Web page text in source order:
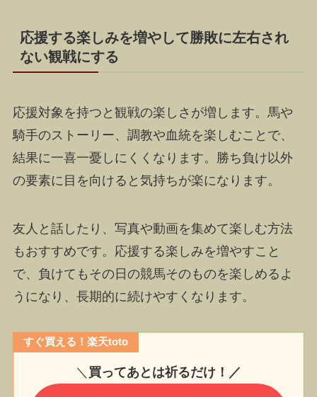
応援する楽しみを増やして勝敗に左右され
ない観戦にする
応援対象を持つと観戦の楽しさが増します。馬や
騎手のストーリー、調教や血統を楽しむことで、
結果に一喜一憂しにくくなります。勝ち負け以外
の要素に目を向けると気持ちが楽になります。
友人と話したり、写真や動画を集めて楽しむ方法
もおすすめです。応援する楽しみを増やすこと
で、負けてもその日の競馬そのものを楽しめるよ
うになり、長期的に続けやすくなります。
すぐ買える！楽天toto
＼ 買ってあとは祈るだけ！／